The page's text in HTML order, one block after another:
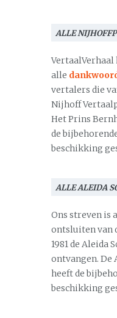
ALLE
VertaalVerhaal
alle
vertalers die
Nijhoff
Het Prins
de
beschikking
ALLE ALEIDA
Ons streven is
ontsluiten van
1981 de Aleida
ontvangen. De
heeft de
beschikking